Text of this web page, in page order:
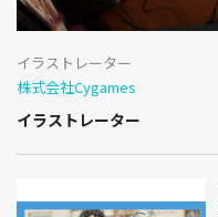
イラストレーター
株式会社Cygames
イラストレーター